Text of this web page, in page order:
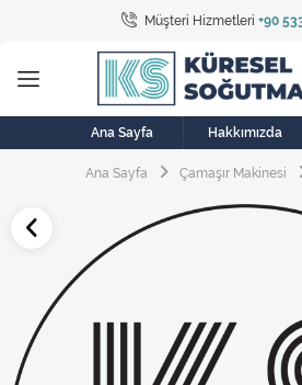
Müşteri Hizmetleri +90
Tüm
Bulaşık Makinesi
Buzdolabı
Çamaşır
Elektrikli Aksamlar
Elektrikli Süpürge
Ana Sayfa Hakkımızda
Ana Sayfa Çamaşır Makinesi